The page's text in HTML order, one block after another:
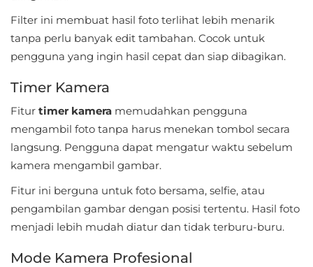
&
Home
&
Demo
LifeStyle
Navigation
Medical
Filter ini membuat hasil foto terlihat lebih menarik
tanpa perlu banyak edit tambahan. Cocok untuk
pengguna yang ingin hasil cepat dan siap dibagikan.
Timer Kamera
Fitur timer kamera memudahkan pengguna
mengambil foto tanpa harus menekan tombol secara
langsung. Pengguna dapat mengatur waktu sebelum
kamera mengambil gambar.
Fitur ini berguna untuk foto bersama, selfie, atau
pengambilan gambar dengan posisi tertentu. Hasil foto
menjadi lebih mudah diatur dan tidak terburu-buru.
Mode Kamera Profesional